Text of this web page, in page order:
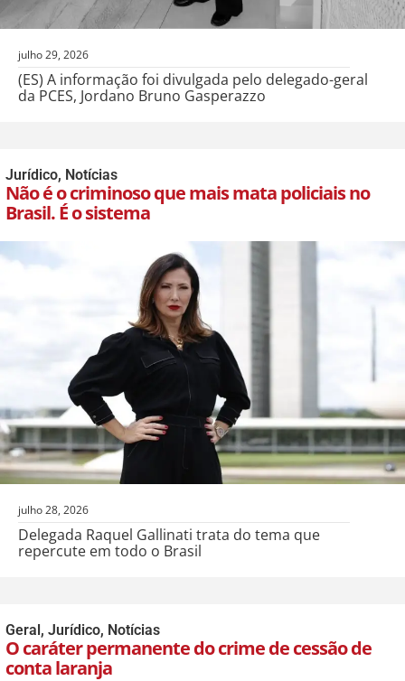
julho 29, 2026
(ES) A informação foi divulgada pelo delegado-geral
da PCES, Jordano Bruno Gasperazzo
Jurídico, Notícias
Não é o criminoso que mais mata policiais no
Brasil. É o sistema
julho 28, 2026
Delegada Raquel Gallinati trata do tema que
repercute em todo o Brasil
Geral, Jurídico, Notícias
O caráter permanente do crime de cessão de
conta laranja